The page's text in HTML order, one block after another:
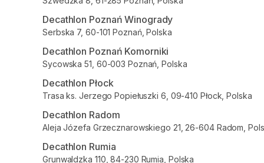
Decathlon Poznań Winogrady
Serbska 7, 60-101 Poznań, Polska
Decathlon Poznań Komorniki
Sycowska 51, 60-003 Poznań, Polska
Decathlon Płock
Trasa ks. Jerzego Popiełuszki 6, 09-410 Płock, Polska
Decathlon Radom
Aleja Józefa Grzecznarowskiego 21, 26-604 Radom,
Decathlon Rumia
Grunwaldzka 110, 84-230 Rumia, Polska